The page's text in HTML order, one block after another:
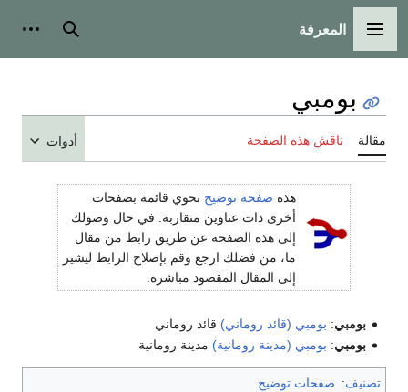
القائمة الرئيسية
المعرفة بحث
بومبي
مقالة ناقش هذه الصفحة أدوات
هذه صفحة توضيح تحوي قائمة بصفحات
أخرى ذات عناوين متقاربة. في حال وصولك
إلى هذه الصفحة عن طريق رابط من مقال
ما، من فضلك ارجع وقم بإصلاح الرابط ليشير
إلى المقال المقصود مباشرة.
بومبي: بومبي (قائد روماني) قائد روماني
بومبي: بومبي (مدينة رومانية) مدينة رومانية
تصنيف: صفحات توضيح